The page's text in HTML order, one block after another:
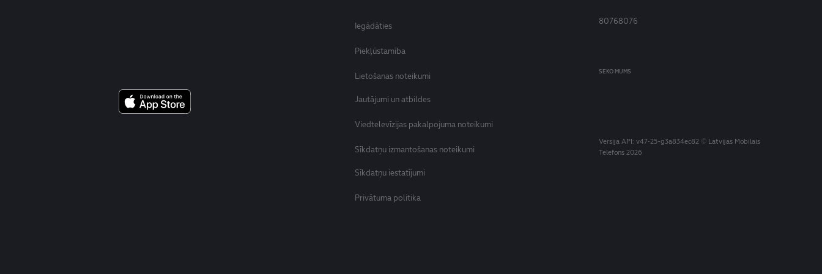
Iegādāties
Piekļūstamība
Lietošanas noteikumi
Jautājumi un atbildes
Viedtelevīzijas pakalpojuma noteikumi
Sīkdatņu izmantošanas noteikumi
Sīkdatņu iestatījumi
Privātuma politika
80768076
SEKO MUMS
Versija API: v47-25-g3a834ec82© Latvijas Mobilais
Telefons 2026